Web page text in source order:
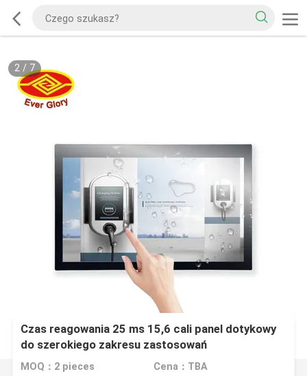
2/ 7
Czas reagowania 25 ms 15,6 cali panel dotykowy
do szerokiego zakresu zastosowań
MOQ：2 pieces Cena：TBA